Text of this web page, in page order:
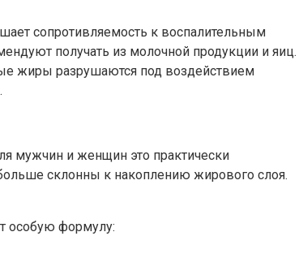
сопротивляемость к воспалительным
получать из молочной продукции и яиц.
жиры разрушаются под воздействием
мужчин и женщин это практически
склонны к накоплению жирового слоя.
особую формулу: